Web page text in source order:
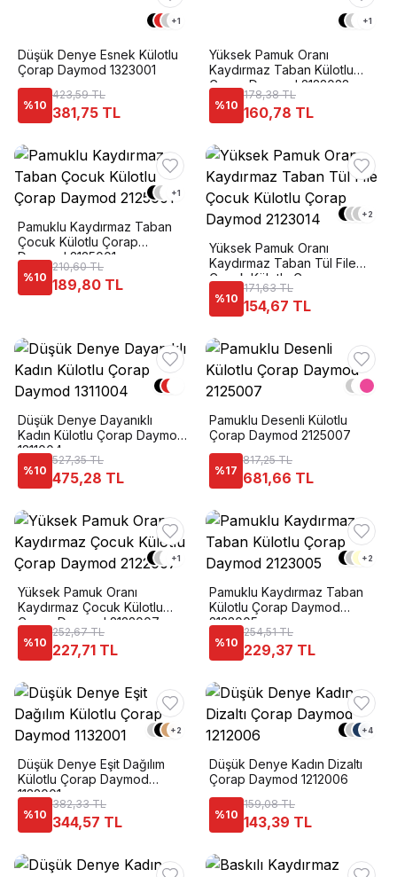
+1
Düşük Denye Esnek Külotlu
Çorap Daymod 1323001
%10
423,59 TL
381,75 TL
+1
Yüksek Pamuk Oranı
Kaydırmaz Taban Külotlu
Çorap Daymod 2122028
%10
178,38 TL
160,78 TL
+1
Pamuklu Kaydırmaz Taban
Çocuk Külotlu Çorap
Daymod 2125001
%10
210,60 TL
189,80 TL
+2
Yüksek Pamuk Oranı
Kaydırmaz Taban Tül File
Çocuk Külotlu Çorap
Daymod 2123014
%10
171,63 TL
154,67 TL
Düşük Denye Dayanıklı
Kadın Külotlu Çorap Daymod
1311004
%10
527,35 TL
475,28 TL
Pamuklu Desenli Külotlu
Çorap Daymod 2125007
%17
817,25 TL
681,66 TL
+1
Yüksek Pamuk Oranı
Kaydırmaz Çocuk Külotlu
Çorap Daymod 2122007
%10
252,67 TL
227,71 TL
+2
Pamuklu Kaydırmaz Taban
Külotlu Çorap Daymod
2123005
%10
254,51 TL
229,37 TL
+2
Düşük Denye Eşit Dağılım
Külotlu Çorap Daymod
1132001
%10
382,33 TL
344,57 TL
+4
Düşük Denye Kadın Dizaltı
Çorap Daymod 1212006
%10
159,08 TL
143,39 TL